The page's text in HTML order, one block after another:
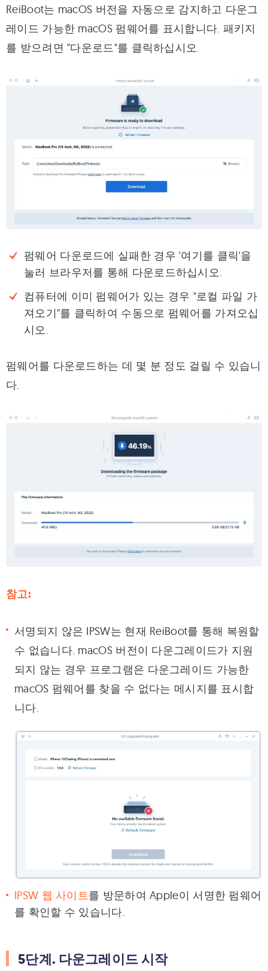
ReiBoot는 macOS 버전을 자동으로 감지하고 다운그
레이드 가능한 macOS 펌웨어를 표시합니다. 패키지
를 받으려면 "다운로드"를 클릭하십시오.
펌웨어 다운로드에 실패한 경우 '여기를 클릭'을
눌러 브라우저를 통해 다운로드하십시오.
컴퓨터에 이미 펌웨어가 있는 경우 "로컬 파일 가
져오기"를 클릭하여 수동으로 펌웨어를 가져오십
시오.
펌웨어를 다운로드하는 데 몇 분 정도 걸릴 수 있습니
다.
참고:
서명되지 않은 IPSW는 현재 ReiBoot를 통해 복원할
수 없습니다. macOS 버전이 다운그레이드가 지원
되지 않는 경우 프로그램은 다운그레이드 가능한
macOS 펌웨어를 찾을 수 없다는 메시지를 표시합
니다.
IPSW 웹 사이트를 방문하여 Apple이 서명한 펌웨어
를 확인할 수 있습니다.
5단계. 다운그레이드 시작